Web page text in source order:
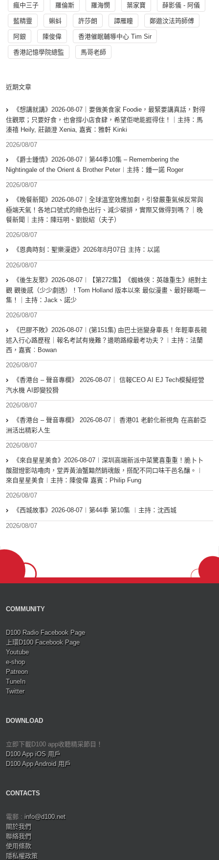
瘋中三子 羅倫斯 羅海憫 葉家寶 薛影儀 - 阿儀
藍精靈 蝌蚪 許莎朗 譚雁瞳 鄭遨汶法筠師傅
阿銀 陳俊偉 香港催眠輔導中心 Tim Sir
香港記憶學院總監 馬哥老師
近期文章
《想講就講》2026-08-07｜要做美食家 Foodie，最緊要講真話，對得
住觀眾；只要好食，也會撐小店食肆，希望佢哋能捱得住！｜主持：馬
溱禧 Heily, 莊韻澄 Xenia, 嘉賓：雅軒 Kinki
2026/08/07
《爵士鍾情》2026-08-07︱第44季10集 – Remembering the
Nightingale of the Orient & Brother Peter︱主持：鍾一諾 Roger
2026/08/07
《晚餐新聞》2026-08-07｜全球溫室效應加劇，引發嚴重氣候反常與
極端天氣！各地口號式的綠色出行、減少碳排，實際又做得到嗎？｜晚
餐新聞｜主持：陳珏明、劉銳紹（夫子）
2026/08/07
《恩典時刻：聖樂漫遊》2026年8月07日 主持：以諾
2026/08/07
《後生友聚》2026-08-07︱【第272集】《蜘蛛俠：英雄重生》絕對主
觀 觀後感（少少劇透）！Tom Holland 版本以來 最似漫畫、最好睇嘅一
集！｜主持：Jack、諾少
2026/08/07
《巴膠不敗》2026-08-07︱(第151集) 由巴士迷變身車長！年輕車長親
述入行心路歷程｜報名考試有幾難？邊啲路線最考功夫？︱主持：法蘭
西，嘉賓︰Bowan
2026/08/07
《香港台 – 聲音專欄》 2026-08-07｜ 信報CEO AI EJ Tech模擬經營
汽水機 AI即變狡猾
2026/08/07
《香港台 – 聲音專欄》 2026-08-07｜ 香港01 老齡化新視角 在高齡亞
洲活出精彩人生
2026/08/07
《來自星星美食》2026-08-07︱深圳高端新派中菜驚喜重重！脆卜卜
酸甜燈影咕嚕肉，堂弄黃油蟹黯然銷魂飯，搭配不同口味干邑名釀。︱
來自星星美食︱主持：陳俊偉 嘉賓：Philip Fung
2026/08/07
《西城故事》2026-08-07︱第44季 第10集 ︱主持：沈西城
2026/08/07
COMMUNITY
D100 Radio Facebook Page
上環D100 Facebook Page
Youtube
e-shop
Patreon
TuneIn
Twitter
DOWNLOAD
立即下載D100 app收聽精采節目！
D100 App iOS 用戶
D100 App Android 用戶
CONTACTS
電郵 : info@d100.net
關於我們
聯絡我們
使用條款
隱私權政策